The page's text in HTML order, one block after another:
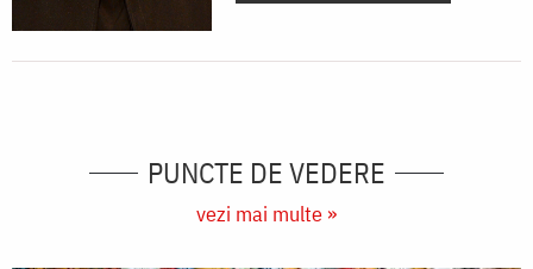
PUNCTE DE VEDERE
vezi mai multe »